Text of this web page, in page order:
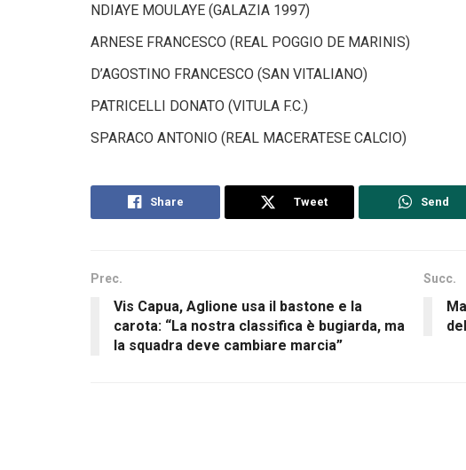
NDIAYE MOULAYE (GALAZIA 1997)
ARNESE FRANCESCO (REAL POGGIO DE MARINIS)
D’AGOSTINO FRANCESCO (SAN VITALIANO)
PATRICELLI DONATO (VITULA F.C.)
SPARACO ANTONIO (REAL MACERATESE CALCIO)
Share Tweet Send
Prec.
Vis Capua, Aglione usa il bastone e la
carota: “La nostra classifica è bugiarda, ma
la squadra deve cambiare marcia”
Succ.